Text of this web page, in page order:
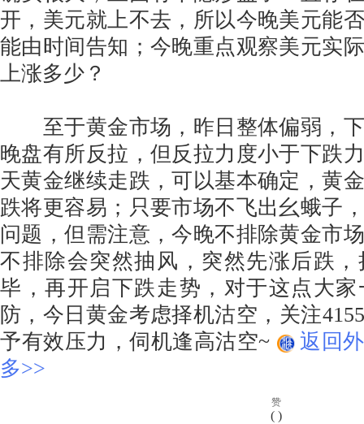
开，美元就上不去，所以今晚美元能
能由时间告知；今晚重点观察美元实
上涨多少？
至于黄金市场，昨日整体偏弱，下
晚盘有所反拉，但反拉力度小于下跌
天黄金继续走跌，可以基本确定，黄
跌将更容易；只要市场不飞出幺蛾子
问题，但需注意，今晚不排除黄金市
不排除会突然抽风，突然先涨后跌
毕，再开启下跌走势，对于这点大
防，今日黄金考虑择机沽空，关注
予有效压力，伺机逢高沽空~
返回
多>>
赞
( )